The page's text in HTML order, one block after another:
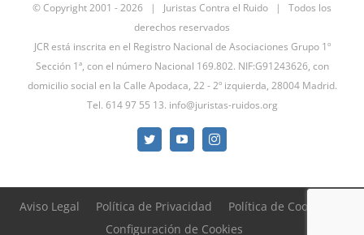
© Copyright 2001 -2026 | Juristas Contra el Ruido | Todos los
derechos reservados
JCR está inscrita en el Registro Nacional de Asociaciones Grupo 1º
Sección 1ª, con el número Nacional 169.802. NIF:G91243626, con
domicilio social en la Calle Apodaca, 22 - 2º izquierda, 28004 Madrid.
Tel. 614 97 55 13. info@juristas-ruidos.org
TwitterYouTubeInstagram
Aviso Legal Política de Privacidad
Política de Cookies
Configuración de Cookies